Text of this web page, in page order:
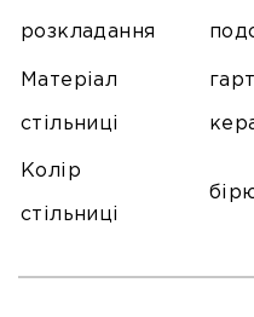
розкладання
Матеріал
стільниці
Колір
стільниці